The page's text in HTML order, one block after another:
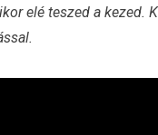
elé teszed a kezed.